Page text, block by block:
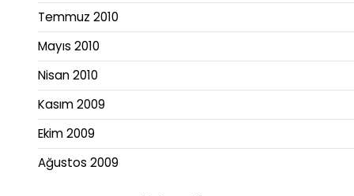
Temmuz 2010
Mayıs 2010
Nisan 2010
Kasım 2009
Ekim 2009
Ağustos 2009